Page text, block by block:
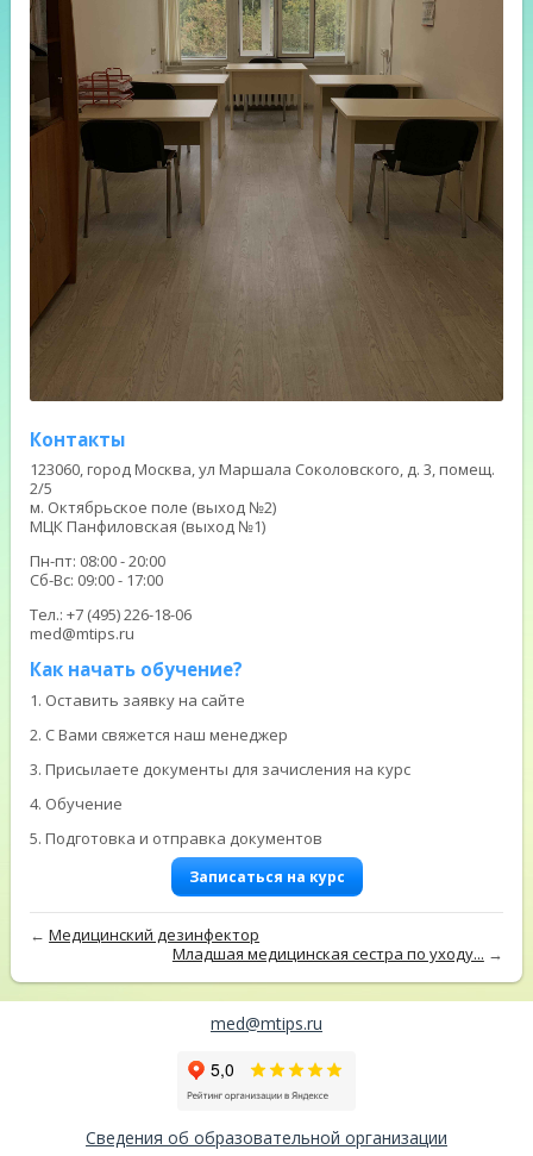
Контакты
123060, город Москва, ул Маршала Соколовского, д. 3, помещ.
2/5
м. Октябрьское поле (выход №2)
МЦК Панфиловская (выход №1)
Пн-пт: 08:00 - 20:00
Сб-Вс: 09:00 - 17:00
Тел.: +7 (495) 226-18-06
med@mtips.ru
Как начать обучение?
1. Оставить заявку на сайте
2. С Вами свяжется наш менеджер
3. Присылаете документы для зачисления на курс
4. Обучение
5. Подготовка и отправка документов
Записаться на курс
←Медицинский дезинфектор
Младшая медицинская сестра по уходу... →
med@mtips.ru
Сведения об образовательной организации